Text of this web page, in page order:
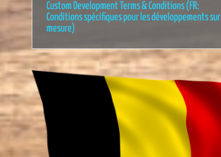
Custom Development Terms & Conditions (FR:
Conditions spécifiques pour les développements sur
mesure)